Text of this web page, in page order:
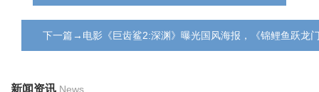
下一篇→电影《巨齿鲨2:深渊》曝光国风海报，《锦鲤鱼跃龙
新闻资讯 News